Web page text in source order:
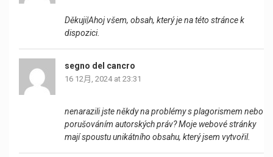
Děkuji|Ahoj všem, obsah, který je na této stránce k
dispozici.
segno del cancro
16 12月, 2024 at 23:31
nenarazili jste někdy na problémy s plagorismem nebo
porušováním autorských práv? Moje webové stránky
mají spoustu unikátního obsahu, který jsem vytvořil.